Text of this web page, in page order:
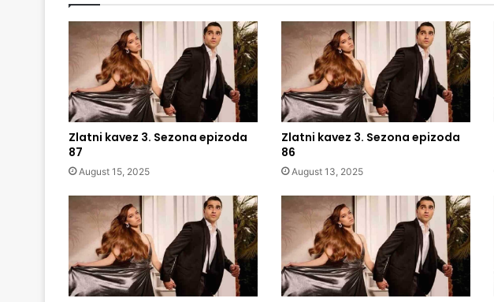
Zlatni kavez 3. Sezona epizoda
87
August 15, 2025
Zlatni kavez 3. Sezona epizoda
86
August 13, 2025